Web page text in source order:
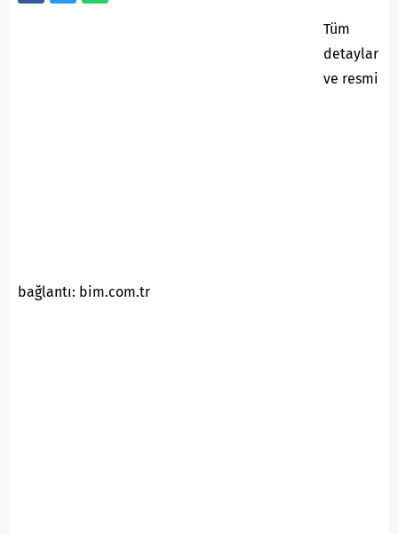
Tüm
detaylar
ve resmi
bağlantı: bim.com.tr